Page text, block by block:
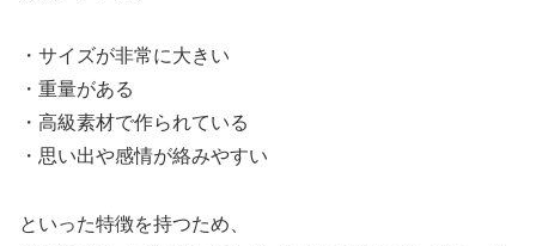
・サイズが非常に大きい
・重量がある
・高級素材で作られている
・思い出や感情が絡みやすい
といった特徴を持つため、